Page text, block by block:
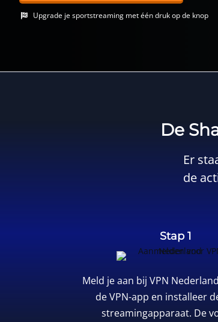
Upgrade je sportstreaming met één druk op de knop
De
Er
de
Stap 1
Meld je aan bij VPN Nederland
de VPN-app en installeer
streamingapparaat. De